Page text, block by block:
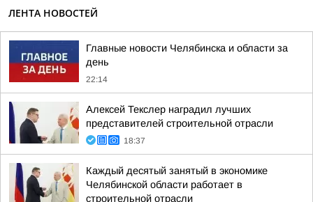
ЛЕНТА НОВОСТЕЙ
Главные новости Челябинска и области за
день
22:14
Алексей Текслер наградил лучших
представителей строительной отрасли
18:37
Каждый десятый занятый в экономике
Челябинской области работает в
строительной отрасли